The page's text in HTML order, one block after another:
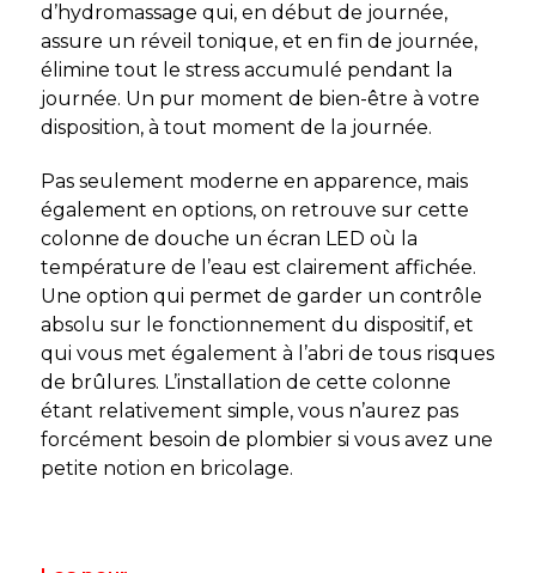
d’hydromassage qui, en début de journée,
assure un réveil tonique, et en fin de journée,
élimine tout le stress accumulé pendant la
journée. Un pur moment de bien-être à votre
disposition, à tout moment de la journée.
Pas seulement moderne en apparence, mais
également en options, on retrouve sur cette
colonne de douche un écran LED où la
température de l’eau est clairement affichée.
Une option qui permet de garder un contrôle
absolu sur le fonctionnement du dispositif, et
qui vous met également à l’abri de tous risques
de brûlures. L’installation de cette colonne
étant relativement simple, vous n’aurez pas
forcément besoin de plombier si vous avez une
petite notion en bricolage.